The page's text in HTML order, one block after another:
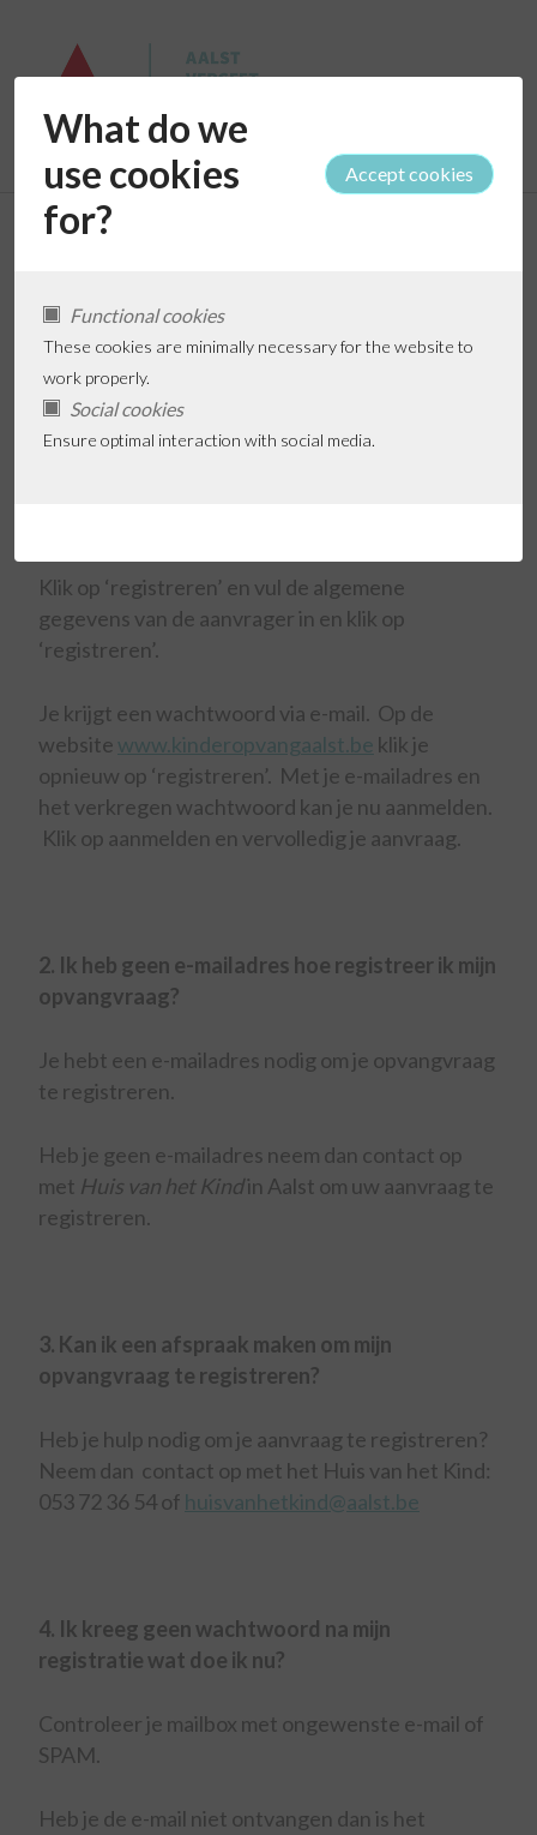
What do we
use cookies
for?
Functional cookies
These cookies are minimally necessary for the website to
work properly.
Social cookies
Ensure optimal interaction with social media.
Vragen
Klik op ‘registreren’ en vul de algemene
gegevens van de aanvrager in en klik op
‘registreren’.
Je krijgt een wachtwoord via e-mail. Op de
website www.kinderopvangaalst.be klik je
opnieuw op ‘registreren’. Met je e-mailadres en
het verkregen wachtwoord kan je nu aanmelden.
Klik op aanmelden en vervolledig je aanvraag.
2. Ik heb geen e-mailadres hoe registreer ik mijn
opvangvraag?
Je hebt een e-mailadres nodig om je opvangvraag
te registreren.
Heb je geen e-mailadres neem dan contact op
met Huis van het Kindin Aalst om uw aanvraag te
registreren.
3. Kan ik een afspraak maken om mijn
opvangvraag te registreren?
Heb je hulp nodig om je aanvraag te registreren?
Neem dan contact op met het Huis van het Kind:
053 72 36 54 of huisvanhetkind@aalst.be
4. Ik kreeg geen wachtwoord na mijn
registratie wat doe ik nu?
Controleer je mailbox met ongewenste e-mail of
SPAM.
Heb je de e-mail niet ontvangen dan is het